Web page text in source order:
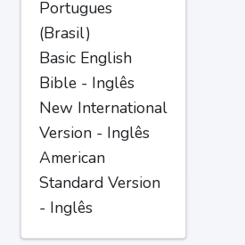
Portugues
(Brasil)
Basic English
Bible - Inglês
New International
Version - Inglês
American
Standard Version
- Inglês